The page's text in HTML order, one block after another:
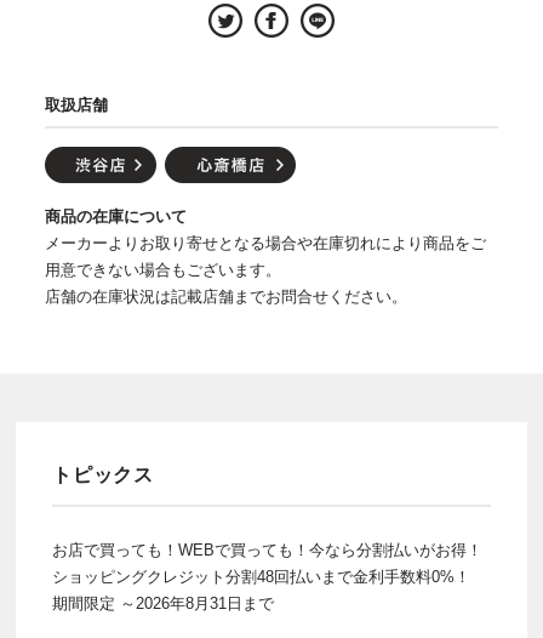
取扱店舗
商品の在庫について
メーカーよりお取り寄せとなる場合や在庫切れにより商品をご
用意できない場合もございます。
店舗の在庫状況は記載店舗までお問合せください。
トピックス
お店で買っても！WEBで買っても！今なら分割払いがお得！
ショッピングクレジット分割48回払いまで金利手数料0%！
期間限定 ～2026年8月31日まで